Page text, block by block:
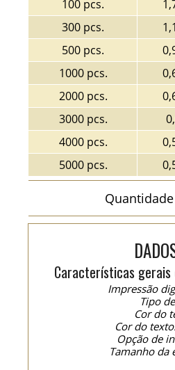
100 pcs.
300 pcs.
500 pcs.
1000 pcs.
2000 pcs.
3000 pcs.
4000 pcs.
5000 pcs.
Características
Impressão
Tipo
Cor do
Cor do
Opção de
Tamanho da